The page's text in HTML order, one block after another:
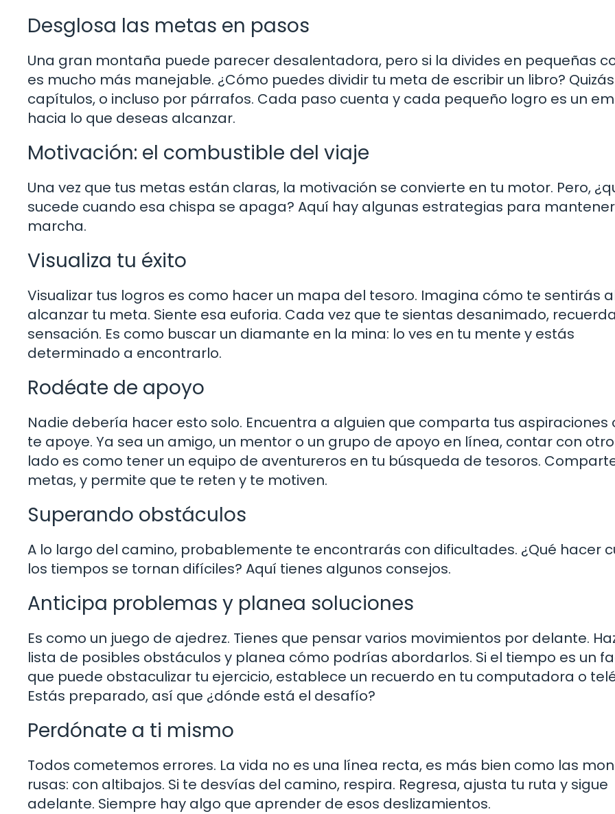
Desglosa las metas en pasos
Una gran montaña puede parecer desalentadora, pero si la divides en pequeñas
es mucho más manejable. ¿Cómo puedes dividir tu meta de escribir un libro?
capítulos, o incluso por párrafos. Cada paso cuenta y cada pequeño logro es un
hacia lo que deseas alcanzar.
Motivación: el combustible del viaje
Una vez que tus metas están claras, la motivación se convierte en tu motor. Pero,
sucede cuando esa chispa se apaga? Aquí hay algunas estrategias para
marcha.
Visualiza tu éxito
Visualizar tus logros es como hacer un mapa del tesoro. Imagina cómo te sentirás
alcanzar tu meta. Siente esa euforia. Cada vez que te sientas desanimado,
sensación. Es como buscar un diamante en la mina: lo ves en tu mente y estás
determinado a encontrarlo.
Rodéate de apoyo
Nadie debería hacer esto solo. Encuentra a alguien que comparta tus aspiraciones
te apoye. Ya sea un amigo, un mentor o un grupo de apoyo en línea, contar con
lado es como tener un equipo de aventureros en tu búsqueda de tesoros.
metas, y permite que te reten y te motiven.
Superando obstáculos
A lo largo del camino, probablemente te encontrarás con dificultades. ¿Qué hacer
los tiempos se tornan difíciles? Aquí tienes algunos consejos.
Anticipa problemas y planea soluciones
Es como un juego de ajedrez. Tienes que pensar varios movimientos por delante.
lista de posibles obstáculos y planea cómo podrías abordarlos. Si el tiempo es un
que puede obstaculizar tu ejercicio, establece un recuerdo en tu computadora o
Estás preparado, así que ¿dónde está el desafío?
Perdónate a ti mismo
Todos cometemos errores. La vida no es una línea recta, es más bien como las
rusas: con altibajos. Si te desvías del camino, respira. Regresa, ajusta tu ruta y sigue
adelante. Siempre hay algo que aprender de esos deslizamientos.